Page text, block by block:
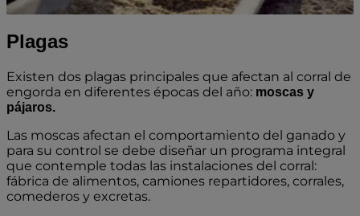
Plagas
Existen dos plagas principales que afectan al corral de
engorda en diferentes épocas del año: moscas y
pájaros.
Las moscas afectan el comportamiento del ganado y
para su control se debe diseñar un programa integral
que contemple todas las instalaciones del corral:
fábrica de alimentos, camiones repartidores, corrales,
comederos y excretas.